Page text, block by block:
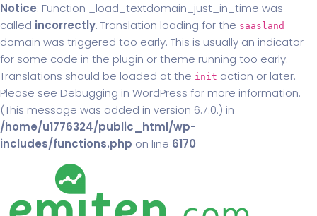
Notice: Function _load_textdomain_just_in_time was
called incorrectly. Translation loading for the saasland
domain was triggered too early. This is usually an indicator
for some code in the plugin or theme running too early.
Translations should be loaded at the init action or later.
Please see Debugging in WordPress for more information.
(This message was added in version 6.7.0.) in
/home/u1776324/public_html/wp-
includes/functions.php on line 6170